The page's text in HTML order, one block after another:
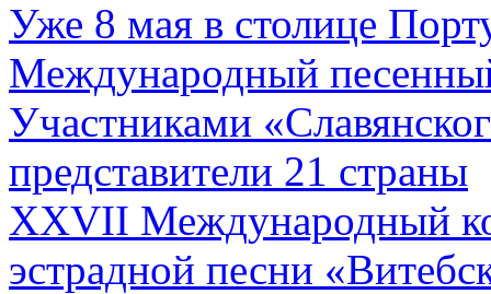
Уже 8 мая в столице
Международный
Участниками
представители 21 страны
XXVII Международный
эстрадной песни